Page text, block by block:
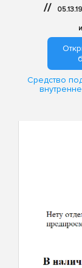
//
Средство